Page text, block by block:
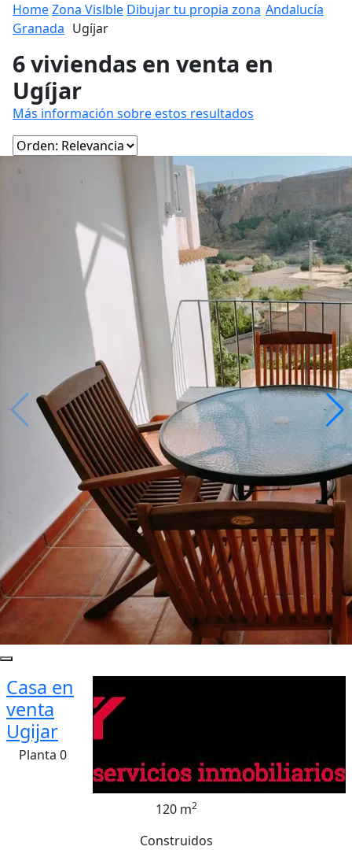
HomeZona Vislble Dibujar tu propia zona Andalucía
Granada Ugíjar
6 viviendas en venta en
Ugíjar
Más información sobre estos resultados
Casa en
venta
Ugijar
Planta 0
120 m2
Construidos